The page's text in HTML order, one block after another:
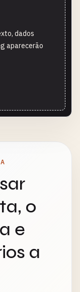
dados
aparecerão
o
e
a